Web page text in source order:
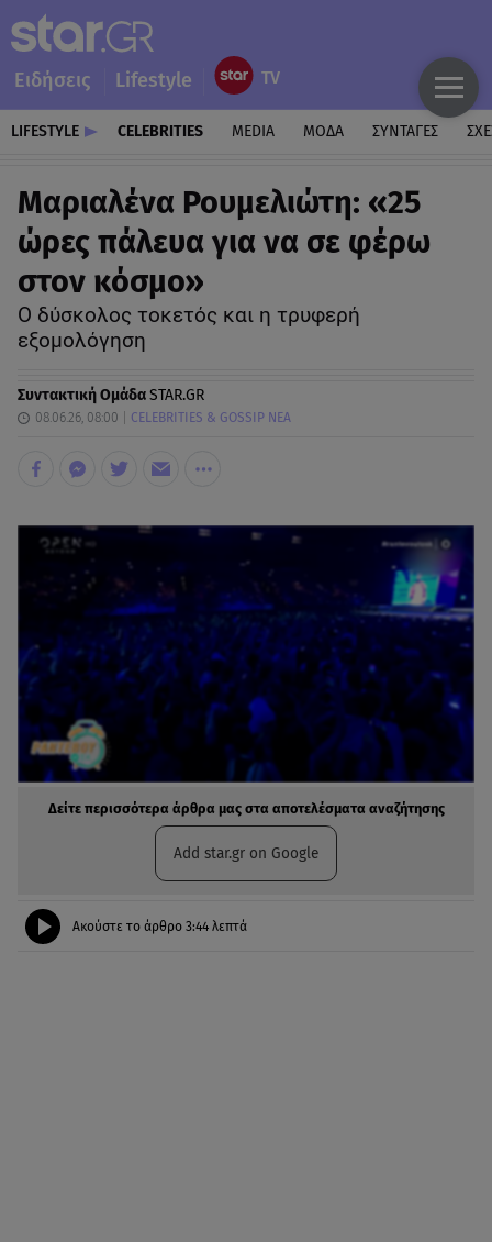
Ειδήσεις Lifestyle
LIFESTYLE CELEBRITIES MEDIA ΜΟΔΑ ΣΥΝΤΑΓΕΣ
Μαριαλένα Ρουμελιώτη: «25
ώρες πάλευα για να σε φέρω
στον κόσμο»
Ο δύσκολος τοκετός και η τρυφερή
εξομολόγηση
Συντακτική ΟμάδαSTAR.GR
08.06.26, 08:00 CELEBRITIES & GOSSIP ΝΕΑ
Δείτε περισσότερα άρθρα μας στα αποτελέσματα αναζήτησης
Add star.gr on Google
Ακούστε το άρθρο 3:44 λεπτά